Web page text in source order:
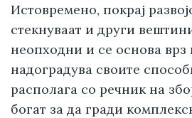
Истовремено, покрај
стекнуваат и други
неопходни и се основа врз
надоградува своите
располага со речник на
богат за да гради